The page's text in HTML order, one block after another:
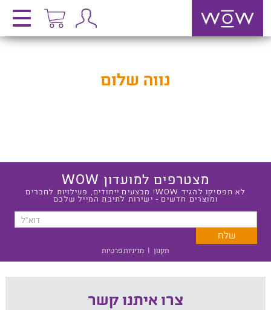
נווה שלום
מצטרפים למועדון WOW
לא תפסיקו להגיד WOW! מבצעים ייחודים, פעילויות לחברים
ומוצרים חדשים - ישירות לתיבת המייל שלכם
תקנון | מדיניות פרטיות
צרו איתנו קשר